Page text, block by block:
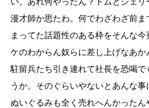
漫才師か思たわ。何でわざわざ前ま
まってた話題性のある枠をそんな今
ケのわからん奴らに差し上げなあか
駐留兵たち引き連れて社長を恐喝で
うか。そのぐらいやないとあんな事
ぬいぐるみも全く売れへんかった